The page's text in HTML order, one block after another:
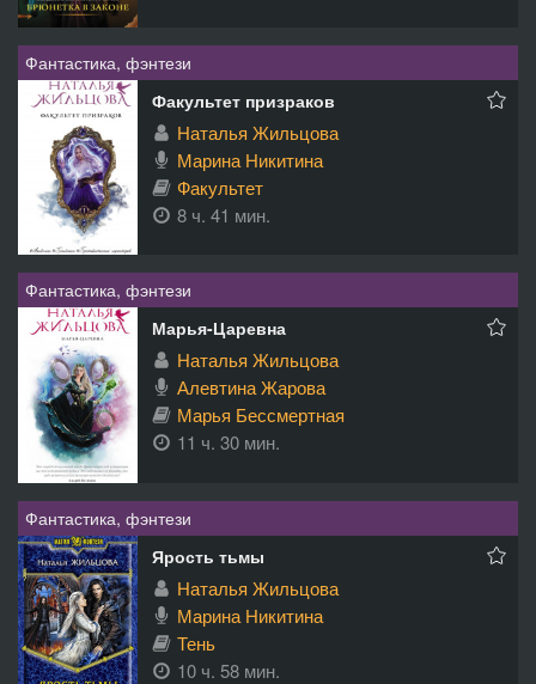
Фантастика, фэнтези
Факультет призраков
Наталья Жильцова
Марина Никитина
Факультет
8 ч. 41 мин.
Фантастика, фэнтези
Марья-Царевна
Наталья Жильцова
Алевтина Жарова
Марья Бессмертная
11 ч. 30 мин.
Фантастика, фэнтези
Ярость тьмы
Наталья Жильцова
Марина Никитина
Тень
10 ч. 58 мин.